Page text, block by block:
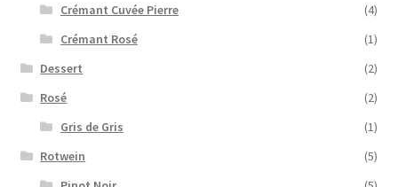
Crémant Cuvée Pierre
(4)
Crémant Rosé
(1)
Dessert
(2)
Rosé
(2)
Gris de Gris
(1)
Rotwein
(5)